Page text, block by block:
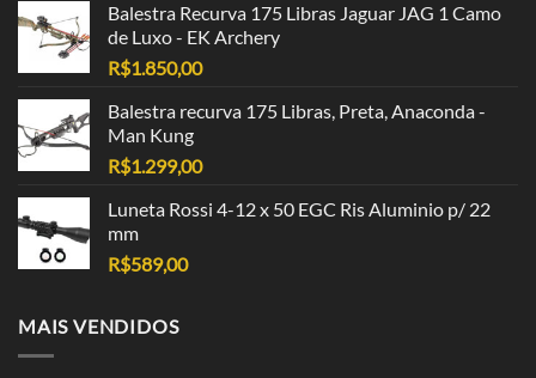
Balestra Recurva 175 Libras Jaguar JAG 1 Camo
de Luxo - EK Archery
R$1.850,00
Balestra recurva 175 Libras, Preta, Anaconda -
Man Kung
R$1.299,00
Luneta Rossi 4-12 x 50 EGC Ris Aluminio p/ 22
mm
R$589,00
MAIS VENDIDOS